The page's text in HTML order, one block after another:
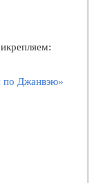
по Джанвэю»